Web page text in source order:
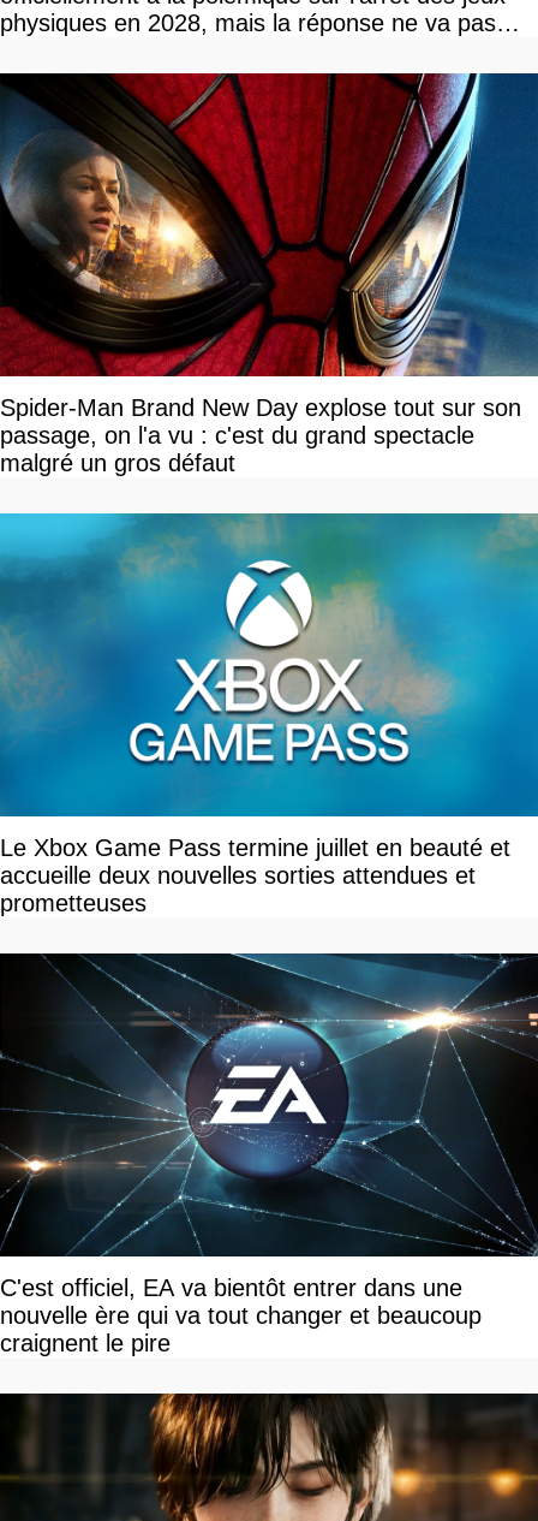
physiques en 2028, mais la réponse ne va pas
Spider-Man Brand New Day explose tout sur son
passage, on l'a vu : c'est du grand spectacle
malgré un gros défaut
Le Xbox Game Pass termine juillet en beauté et
accueille deux nouvelles sorties attendues et
prometteuses
C'est officiel, EA va bientôt entrer dans une
nouvelle ère qui va tout changer et beaucoup
craignent le pire